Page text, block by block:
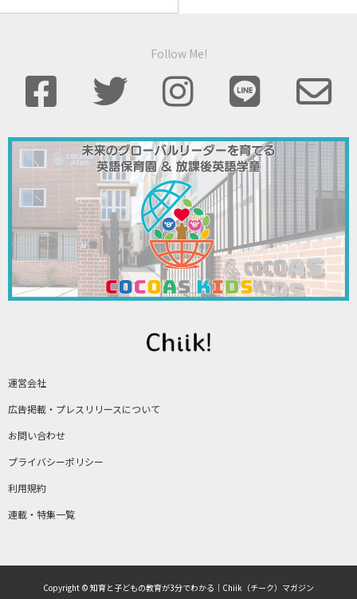
運営会社
広告掲載・プレスリリースについて
お問い合わせ
プライバシーポリシー
利用規約
連載・特集一覧
Follow Me!
Copyright © 知育と子どもの教育が3分でわかる｜Chiik（チーク）マガジン